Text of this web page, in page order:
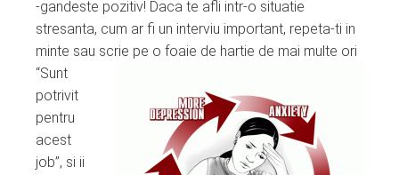
-gandeste pozitiv! Daca te afli intr-o situatie
stresanta, cum ar fi un interviu important, repeta-ti in
minte sau scrie pe o foaie de hartie de mai multe ori
“Sunt
potrivit
pentru
acest
job”, si ii